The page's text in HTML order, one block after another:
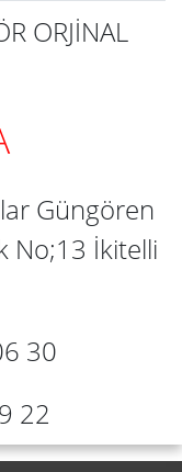
ORJİNAL
Güngören
No;13 İkitelli
30
22